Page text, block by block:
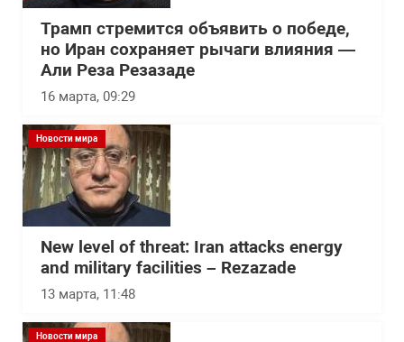
Трамп стремится объявить о победе,
но Иран сохраняет рычаги влияния —
Али Реза Резазаде
16 марта, 09:29
Новости мира
New level of threat: Iran attacks energy
and military facilities – Rezazade
13 марта, 11:48
Новости мира